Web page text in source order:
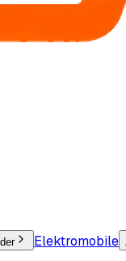
Elektromobile